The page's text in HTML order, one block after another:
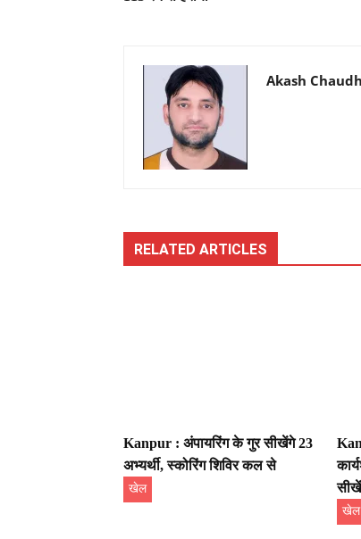
Akash
RELATED ARTICLES
Kanpur : अंपायरिंग के गुर सीखेंगे 23
अभ्यर्थी, स्कोरिंग शिविर कल से
खेल
खेल